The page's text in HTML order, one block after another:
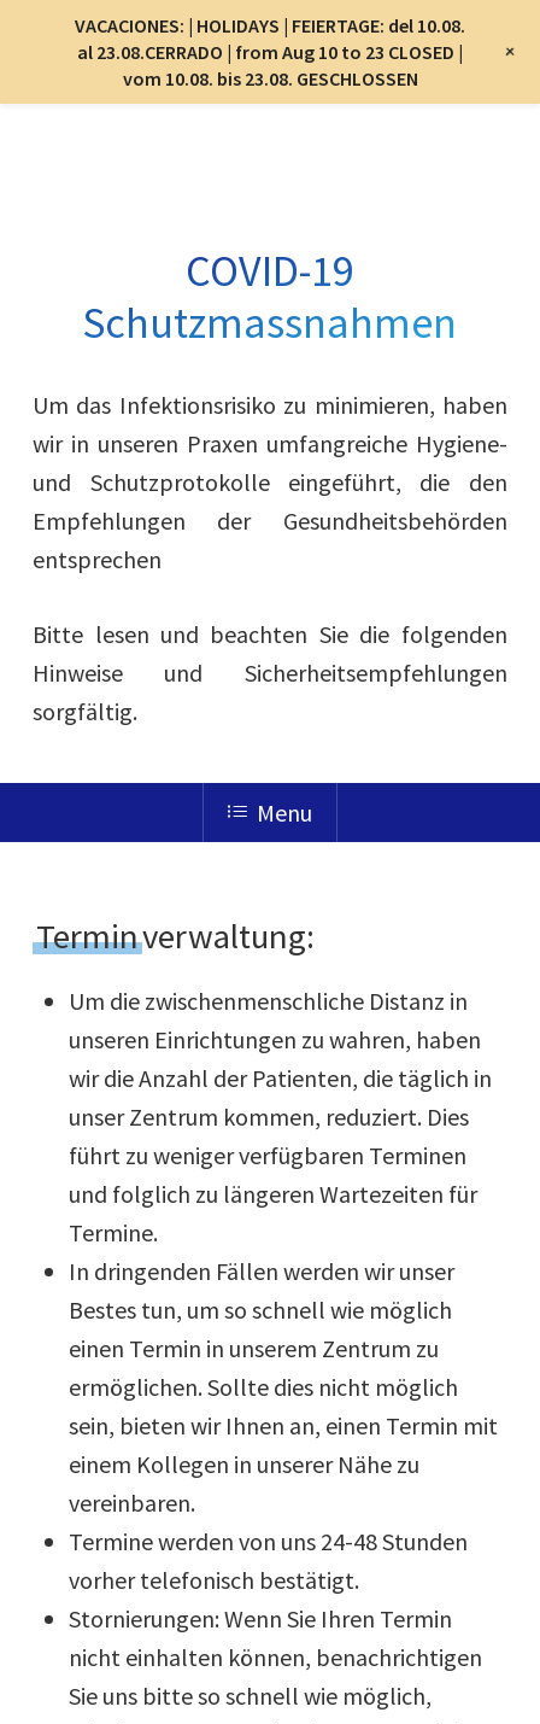
COVID-19
Schutzmassnahmen
Um das Infektionsrisiko zu minimieren, haben
wir in unseren Praxen umfangreiche Hygiene-
und Schutzprotokolle eingeführt, die den
Empfehlungen der Gesundheitsbehörden
entsprechen
Bitte lesen und beachten Sie die folgenden
Hinweise und Sicherheitsempfehlungen
sorgfältig.
Menu
Terminverwaltung:
Um die zwischenmenschliche Distanz in
unseren Einrichtungen zu wahren, haben
wir die Anzahl der Patienten, die täglich in
unser Zentrum kommen, reduziert. Dies
führt zu weniger verfügbaren Terminen
und folglich zu längeren Wartezeiten für
Termine.
In dringenden Fällen werden wir unser
Bestes tun, um so schnell wie möglich
einen Termin in unserem Zentrum zu
ermöglichen. Sollte dies nicht möglich
sein, bieten wir Ihnen an, einen Termin mit
einem Kollegen in unserer Nähe zu
vereinbaren.
Termine werden von uns 24-48 Stunden
vorher telefonisch bestätigt.
Stornierungen: Wenn Sie Ihren Termin
nicht einhalten können, benachrichtigen
Sie uns bitte so schnell wie möglich,
VACACIONES: | HOLIDAYS | FEIERTAGE: del 10.08.
al 23.08.CERRADO | from Aug 10 to 23 CLOSED |
vom 10.08. bis 23.08. GESCHLOSSEN
+